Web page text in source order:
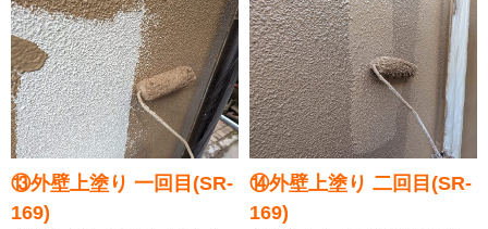
⑬外壁上塗り 一回目(SR-
169)
⑭外壁上塗り 二回目(SR-
169)